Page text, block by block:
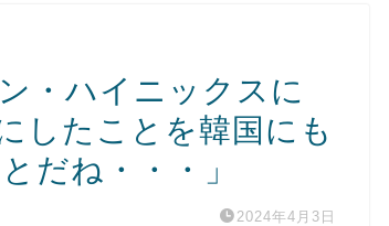
・ハイニックスに
したことを韓国にも
だね・・・」
2024年4月3日